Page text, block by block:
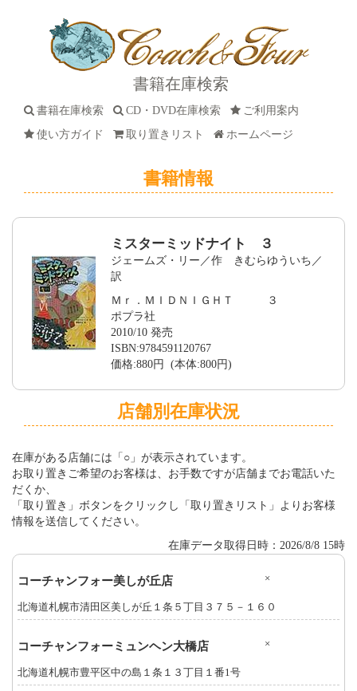
書籍在庫検索
書籍在庫検索 CD・DVD在庫検索
ご利用案内
使い方ガイド
取り置きリスト ホームページ
書籍情報
ミスターミッドナイト ３
ジェームズ・リー／作 きむらゆういち／
訳
Ｍｒ．ＭＩＤＮＩＧＨＴ ３
ポプラ社
2010/10 発売
ISBN:9784591120767
価格:880円 (本体:800円)
店舗別在庫状況
在庫がある店舗には「○」が表示されています。
お取り置きご希望のお客様は、お手数ですが店舗までお電話いた
だくか、
「取り置き」ボタンをクリックし「取り置きリスト」よりお客様
情報を送信してください。
在庫データ取得日時：2026/8/8 15時
コーチャンフォー美しが丘店 ×
北海道札幌市清田区美しが丘１条５丁目３７５－１６０
コーチャンフォーミュンヘン大橋店 ×
北海道札幌市豊平区中の島１条１３丁目１番1号